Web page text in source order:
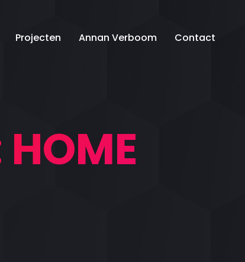
Projecten Annan Verboom Contact
HOME